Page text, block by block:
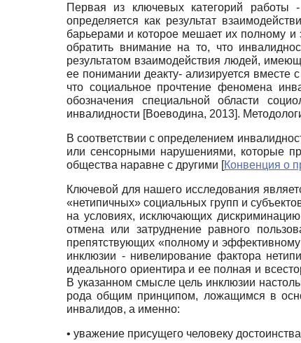
Первая из ключевых категорий работы
определяется как результат
барьерами и которое мешает их полному
обратить внимание на то, что
результатом взаимодействия людей,
ее понимании деакту- ализируется
что социальное прочтение феномена
обозначения специальной области
инвалидности [Воеводина, 2013].
В соответствии с определением
или сенсорными нарушениями, которые
общества наравне с другими [Конвенция о
Ключевой для нашего исследования
«нетипичных» социальных групп и
на условиях, исключающих
отмена или затруднение равного
препятствующих «полному и
инклюзии - нивелирование фактора
идеального ориентира и ее полная и
В указанном смысле цель ин­клюзии
рода общим принципом, ложащимся в
инвалидов, а именно:
• уважение присущего человеку